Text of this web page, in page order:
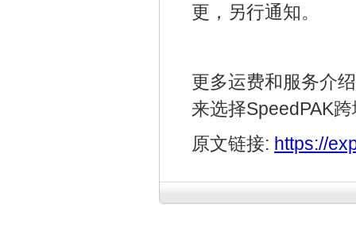
更，另行通知。
更多运费和服务介
来选择SpeedPAK
原文链接: https://